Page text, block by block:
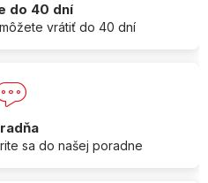
do 40 dní
vrátiť do 40 dní
sa do našej poradne